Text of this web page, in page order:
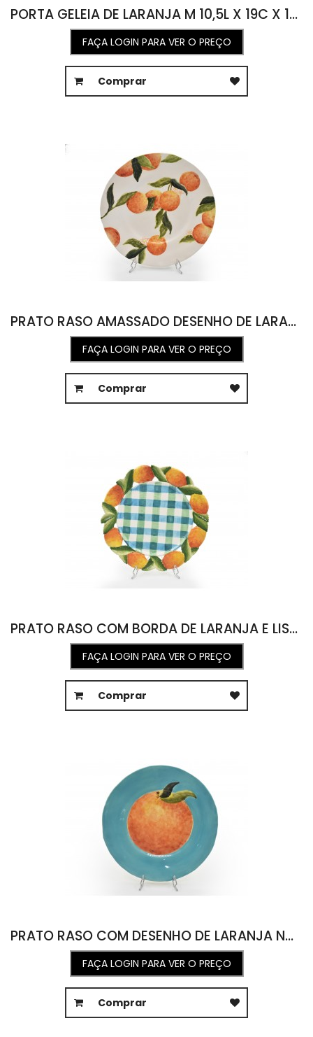
PORTA GELEIA DE LARANJA M 10,5L X 19C X 13A
FAÇA LOGIN PARA VER O PREÇO
Comprar
PRATO RASO AMASSADO DESENHO DE LARANJA BRANCO SIG 29D
FAÇA LOGIN PARA VER O PREÇO
Comprar
PRATO RASO COM BORDA DE LARANJA E LISTRAS 30D
FAÇA LOGIN PARA VER O PREÇO
Comprar
PRATO RASO COM DESENHO DE LARANJA NO CENTRO 29D
FAÇA LOGIN PARA VER O PREÇO
Comprar